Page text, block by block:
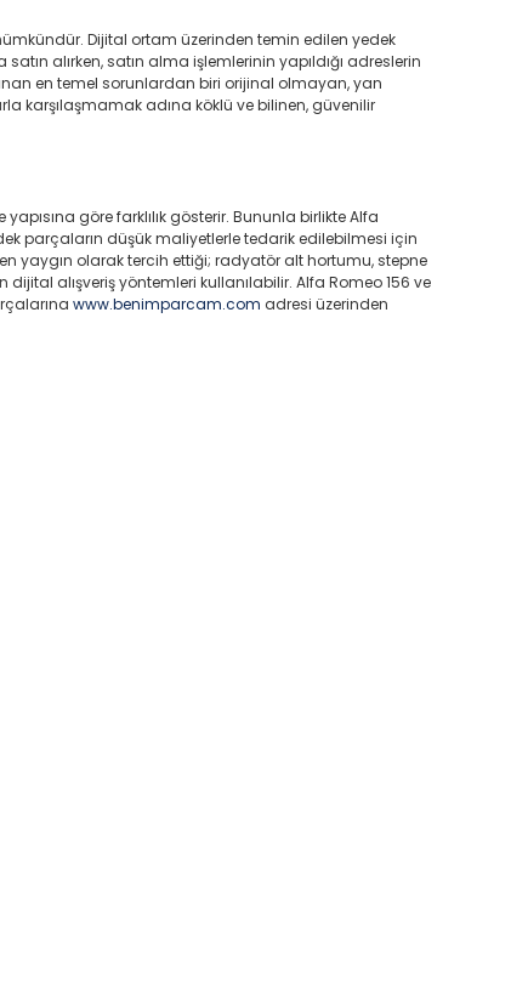
Dijital ortam üzerinden temin edilen yedek
alırken, satın alma işlemlerinin yapıldığı adreslerin
en temel sorunlardan biri orijinal olmayan, yan
karşılaşmamak adına köklü ve bilinen, güvenilir
göre farklılık gösterir. Bununla birlikte Alfa
parçaların düşük maliyetlerle tedarik edilebilmesi için
yaygın olarak tercih ettiği; radyatör alt hortumu, stepne
alışveriş yöntemleri kullanılabilir. Alfa Romeo 156 ve
www.benimparcam.com adresi üzerinden